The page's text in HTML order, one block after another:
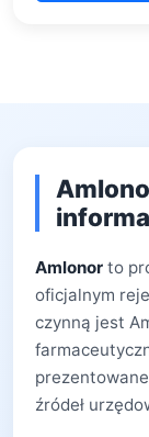
Amlonor to
oficjalnym
czynną jest
źródeł